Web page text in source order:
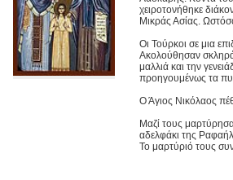
χειροτονήθηκε
Μικράς Ασίας.
Οι Τούρκοι σε μια
Ακολούθησαν
μαλλιά και την
προηγουμένως τα
Ο Άγιος Νικόλαος
Μαζί τους
αδελφάκι της
Το μαρτύριό τους